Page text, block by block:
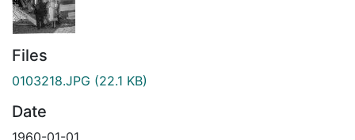
Files
0103218.JPG (22.1 KB)
Date
1960-01-01